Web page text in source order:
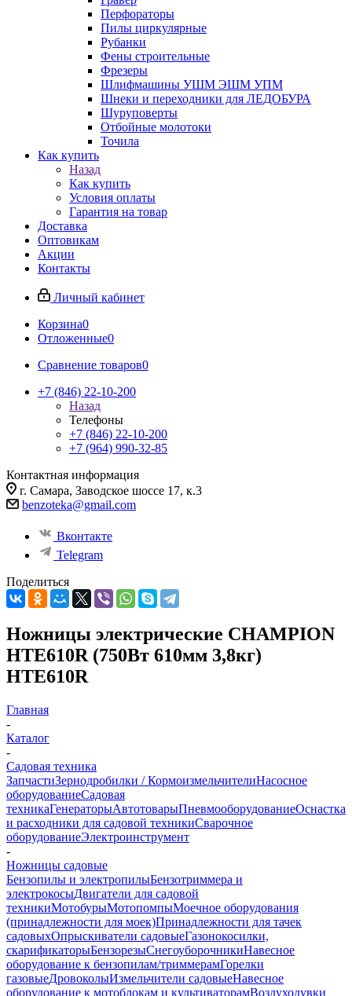
Перфораторы
Пилы циркулярные
Рубанки
Фены строительные
Фрезеры
Шлифмашины УШМ ЭШМ УПМ
Шнеки и переходники для ЛЕДОБУРА
Шуруповерты
Отбойные молотоки
Точила
Как купить
Назад
Как купить
Условия оплаты
Гарантия на товар
Доставка
Оптовикам
Акции
Контакты
Личный кабинет
Корзина0
Отложенные0
Сравнение товаров0
+7 (846) 22-10-200
Назад
Телефоны
+7 (846) 22-10-200
+7 (964) 990-32-85
Контактная информация
г. Самара, Заводское шоссе 17, к.3
benzoteka@gmail.com
Вконтакте
Telegram
Поделиться
Ножницы электрические CHAMPION
HTE610R (750Вт 610мм 3,8кг)
HTE610R
Главная
-
Каталог
-
Садовая техника
ЗапчастиЗернодробилки / КормоизмельчителиНасосное
оборудованиеСадовая
техникаГенераторыАвтотоварыПневмооборудованиеОснастка
и расходники для садовой техникиСварочное
оборудованиеЭлектроинструмент
-
Ножницы садовые
Бензопилы и электропилыБензотриммера и
электрокосыДвигатели для садовой
техникиМотобурыМотопомпыМоечное оборудования
(принадлежности для моек)Принадлежности для тачек
садовыхОпрыскиватели садовыеГазонокосилки,
скарификаторыБензорезыСнегоуборочникиНавесное
оборудование к бензопилам/триммерамГорелки
газовыеДровоколыИзмельчители садовыеНавесное
оборудование к мотоблокам и культиваторамВоздуходувки